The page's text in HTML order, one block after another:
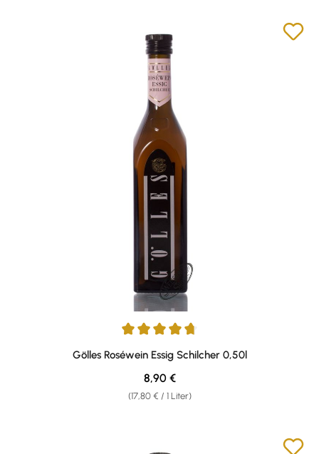
Durchschnittliche Bewertung von 4.64 von 5 Sternen
Gölles Roséwein Essig Schilcher 0,50l
(17,80 € / 1 Liter)
Regulärer Preis:
8,90 €